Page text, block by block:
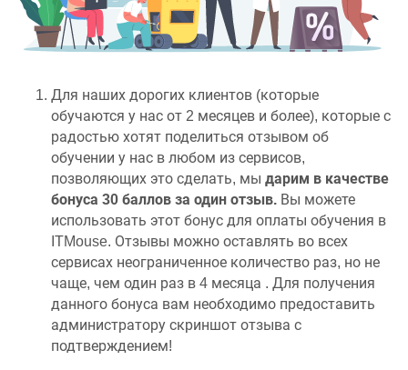
Для наших дорогих клиентов (которые
обучаются у нас от 2 месяцев и более), которые с
радостью хотят поделиться отзывом об
обучении у нас в любом из сервисов,
позволяющих это сделать, мы дарим в качестве
бонуса 30 баллов за один отзыв. Вы можете
использовать этот бонус для оплаты обучения в
ITMouse. Отзывы можно оставлять во всех
сервисах неограниченное количество раз, но не
чаще, чем один раз в 4 месяца . Для получения
данного бонуса вам необходимо предоставить
администратору скриншот отзыва с
подтверждением!